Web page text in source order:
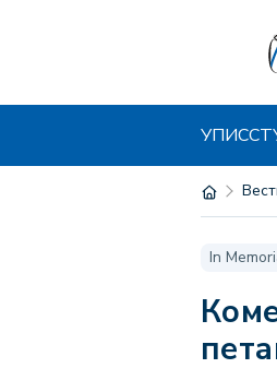
УПИС
In
Комеморативна седница посвећена проф. др Љубиши Бркићу –